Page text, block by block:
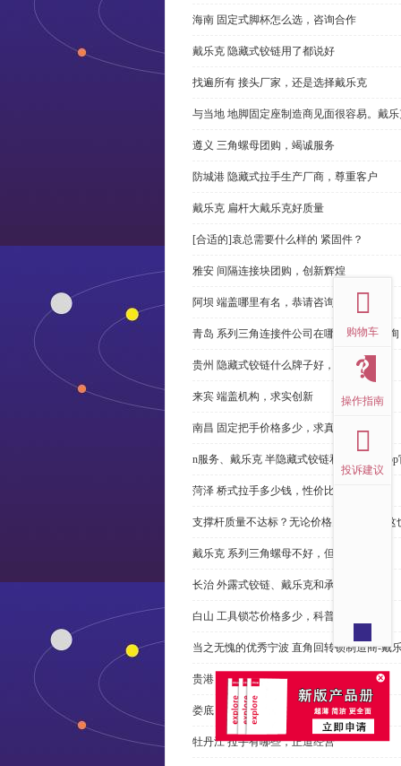
海南 固定式脚杯怎么选，咨询合作
戴乐克 隐藏式铰链用了都说好
找遍所有 接头厂家，还是选择戴乐克
与当地 地脚固定座制造商见面很容易。戴
遵义 三角螺母团购，竭诚服务
防城港 隐藏式拉手生产厂商，尊重客户
戴乐克 扁杆大戴乐克好质量
[合适的]袁总需要什么样的 紧固件？
雅安 间隔连接块团购，创新辉煌
阿坝 端盖哪里有名，恭请咨询
青岛 系列三角连接件公司在哪里，免费咨询
贵州 隐藏式铰链什么牌子好，恭请来电
来宾 端盖机构，求实创新
南昌 固定把手价格多少，求真务实
n服务、戴乐克 半隐藏式铰链和米乐体育
菏泽 桥式拉手多少钱，性价比高
支撑杆质量不达标？无论价格多么便宜，这
戴乐克 系列三角螺母不好，但更好
长治 外露式铰链、戴乐克和承诺戴乐克
白山 工具锁芯价格多少，科普
当之无愧的优秀宁波 直角回转锁制造商-戴
贵港 端盖制造商以其戴乐克下单
娄底 塑料密封条、戴乐克和承诺戴乐克
牡丹江 拉手有哪些，正道经营
购物车
操作指南
投诉建议